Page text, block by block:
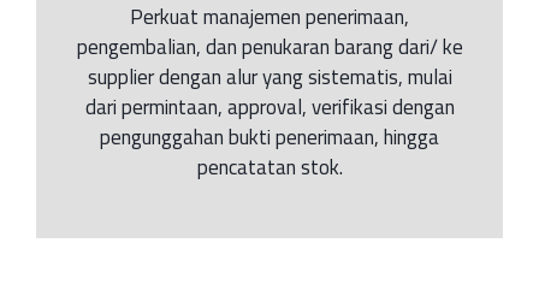
Perkuat manajemen penerimaan,
pengembalian, dan penukaran barang dari/ ke
supplier dengan alur yang sistematis, mulai
dari permintaan, approval, verifikasi dengan
pengunggahan bukti penerimaan, hingga
pencatatan stok.